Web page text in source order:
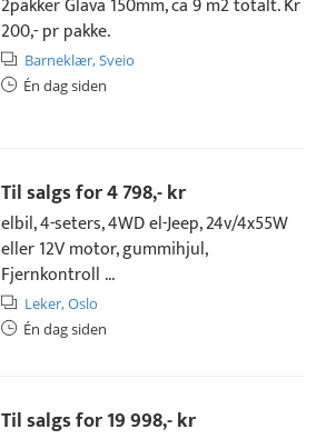
2pakker Glava 150mm, ca 9 m2 totalt. Kr
200,- pr pakke.
Barneklær,Sveio
Én dag siden
Til salgs for4 798,- kr
elbil, 4-seters, 4WD el-Jeep, 24v/4x55W
eller 12V motor, gummihjul,
Fjernkontroll ...
Leker,Oslo
Én dag siden
Til salgs for19 998,- kr